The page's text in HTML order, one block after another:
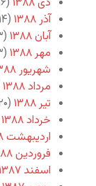
آذر ۱۳۸۸
(۱۴)
آبان ۱۳۸۸
(۱۳)
مهر ۱۳۸۸
(۱۳)
شهریور ۱۳۸۸
مرداد ۱۳۸۸
تیر ۱۳۸۸
(۲۰)
خرداد ۱۳۸۸
اردیبهشت ۱۳۸۸
فروردین ۱۳۸۸
اسفند ۱۳۸۷